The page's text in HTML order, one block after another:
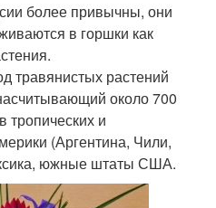
более привычны, они
в горшки как
травянистых растений
около 700
тропических и
(Аргентина, Чили,
южные штаты США.